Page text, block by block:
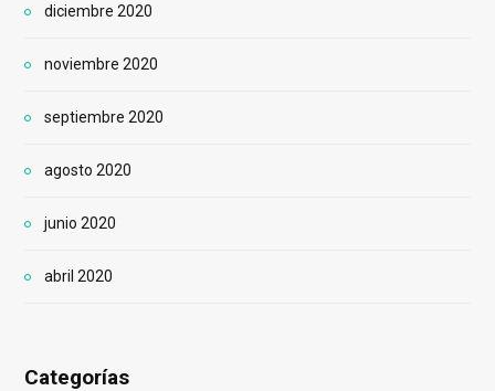
diciembre 2020
noviembre 2020
septiembre 2020
agosto 2020
junio 2020
abril 2020
Categorías